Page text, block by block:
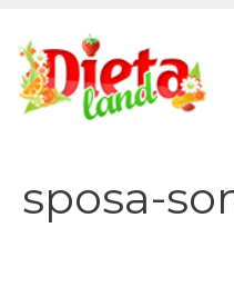
contenuto
sposa-